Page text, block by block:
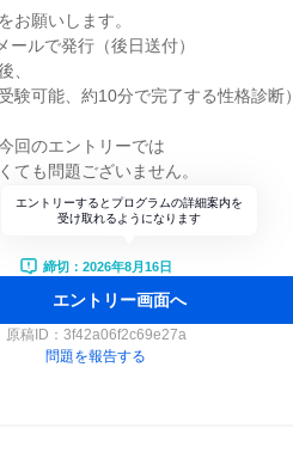
願いします。
ルで発行（後日送付）
、
可能、約10分で完了する性格診断）
回のエントリーでは
ても問題ございません。
エントリーするとプログラムの詳細案内を
受け取れるようになります
締切：2026年8月16日
エントリー画面へ
原稿ID： 3f42a06f2c69e27a
問題を報告する